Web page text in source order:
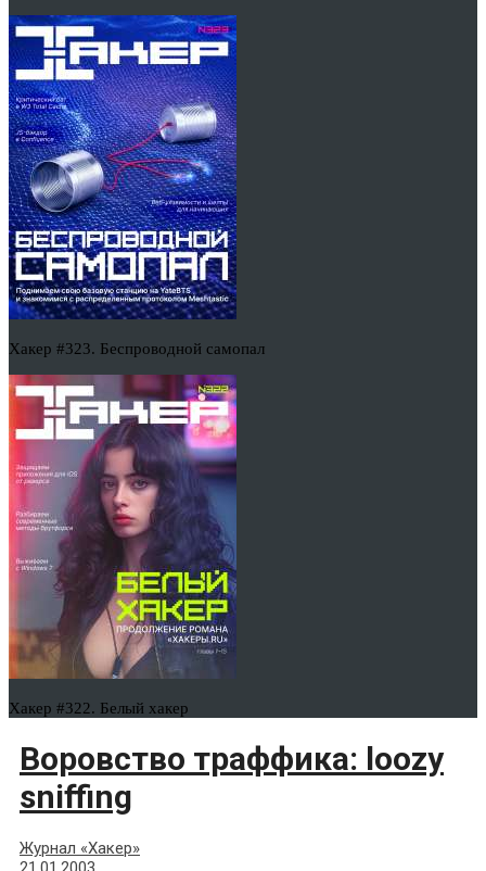
Хакер #323. Беспроводной самопал
Хакер #322. Белый хакер
Воровство траффика: loozy
sniffing
Журнал «Хакер»